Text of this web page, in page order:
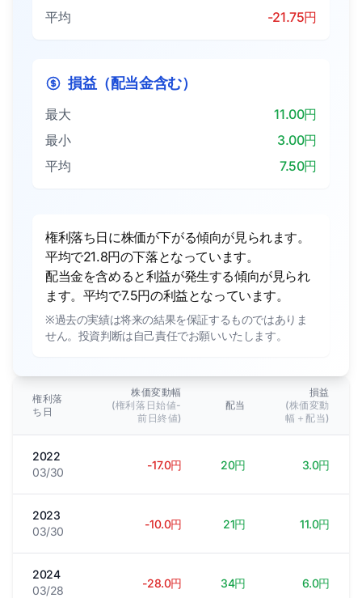
平均
-21.75円
損益（配当金含む）
最大
11.00円
最小
3.00円
平均
7.50円
権利落ち日に株価が下がる傾向が見られます。
平均で21.8円の下落となっています。
配当金を含めると利益が発生する傾向が見られ
ます。平均で7.5円の利益となっています。
※過去の実績は将来の結果を保証するものではありま
せん。投資判断は自己責任でお願いいたします。
権利落
ち日
株価変動幅
(権利落日始値-
前日終値)
配当
損益
(株価変動
幅＋配当)
2022
03/30
-17.0円 20円 3.0円
2023
03/30
-10.0円 21円 11.0円
2024
03/28
-28.0円 34円 6.0円